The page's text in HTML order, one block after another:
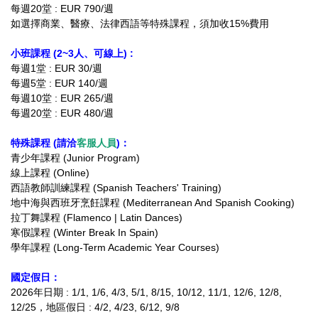
每週20堂 : EUR 790/週
如選擇商業、醫療、法律西語等特殊課程，須加收15%費用
小班課程 (2~3人、可線上) :
每週1堂 : EUR 30/週
每週5堂 : EUR 140/週
每週10堂 : EUR 265/週
每週20堂 : EUR 480/週
特殊課程 (請洽客服人員)：
青少年課程 (Junior Program)
線上課程 (Online)
西語教師訓練課程 (Spanish Teachers' Training)
地中海與西班牙烹飪課程 (Mediterranean And Spanish Cooking)
拉丁舞課程 (Flamenco | Latin Dances)
寒假課程 (Winter Break In Spain)
學年課程 (Long-Term Academic Year Courses)
國定假日：
2026年日期 : 1/1, 1/6, 4/3, 5/1, 8/15, 10/12, 11/1, 12/6, 12/8,
12/25 ，地區假日 : 4/2, 4/23, 6/12, 9/8